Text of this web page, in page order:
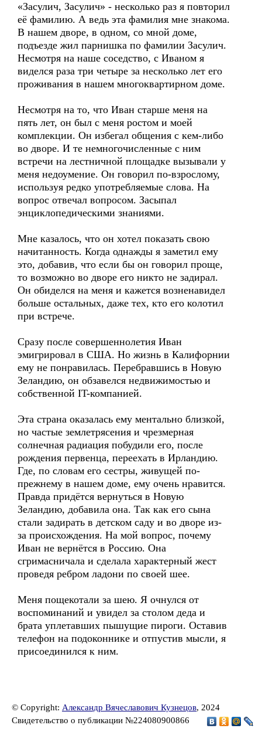
«Засулич, Засулич» - несколько раз я повторил
её фамилию. А ведь эта фамилия мне знакома.
В нашем дворе, в одном, со мной доме,
подъезде жил парнишка по фамилии Засулич.
Несмотря на наше соседство, с Иваном я
виделся раза три четыре за несколько лет его
проживания в нашем многоквартирном доме.
Несмотря на то, что Иван старше меня на
пять лет, он был с меня ростом и моей
комплекции. Он избегал общения с кем-либо
во дворе. И те немногочисленные с ним
встречи на лестничной площадке вызывали у
меня недоумение. Он говорил по-взрослому,
используя редко употребляемые слова. На
вопрос отвечал вопросом. Засыпал
энциклопедическими знаниями.
Мне казалось, что он хотел показать свою
начитанность. Когда однажды я заметил ему
это, добавив, что если бы он говорил проще,
то возможно во дворе его никто не задирал.
Он обиделся на меня и кажется возненавидел
больше остальных, даже тех, кто его колотил
при встрече.
Сразу после совершеннолетия Иван
эмигрировал в США. Но жизнь в Калифорнии
ему не понравилась. Перебравшись в Новую
Зеландию, он обзавелся недвижимостью и
собственной IT-компанией.
Эта страна оказалась ему ментально близкой,
но частые землетрясения и чрезмерная
солнечная радиация побудили его, после
рождения первенца, переехать в Ирландию.
Где, по словам его сестры, живущей по-
прежнему в нашем доме, ему очень нравится.
Правда придётся вернуться в Новую
Зеландию, добавила она. Так как его сына
стали задирать в детском саду и во дворе из-
за происхождения. На мой вопрос, почему
Иван не вернётся в Россию. Она
сгримасничала и сделала характерный жест
проведя ребром ладони по своей шее.
Меня пощекотали за шею. Я очнулся от
воспоминаний и увидел за столом деда и
брата уплетавших пышущие пироги. Оставив
телефон на подоконнике и отпустив мысли, я
присоединился к ним.
© Copyright: Александр Вячеславович Кузнецов, 2024
Свидетельство о публикации №224080900866